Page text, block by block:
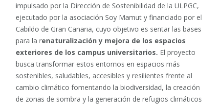
impulsado por la Dirección de Sostenibilidad de la ULPGC,
ejecutado por la asociación Soy Mamut y financiado por el
Cabildo de Gran Canaria, cuyo objetivo es sentar las bases
para la renaturalización y mejora de los espacios
exteriores de los campus universitarios. El proyecto
busca transformar estos entornos en espacios más
sostenibles, saludables, accesibles y resilientes frente al
cambio climático fomentando la biodiversidad, la creación
de zonas de sombra y la generación de refugios climáticos